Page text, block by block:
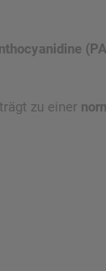
zu einer